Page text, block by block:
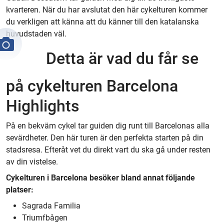
kvarteren. När du har avslutat den här cykelturen kommer
du verkligen att känna att du känner till den katalanska
huvudstaden väl.
Detta är vad du får se
på cykelturen Barcelona
Highlights
På en bekväm cykel tar guiden dig runt till Barcelonas alla
sevärdheter. Den här turen är den perfekta starten på din
stadsresa. Efteråt vet du direkt vart du ska gå under resten
av din vistelse.
Cykelturen i Barcelona besöker bland annat följande
platser:
Sagrada Familia
Triumfbågen